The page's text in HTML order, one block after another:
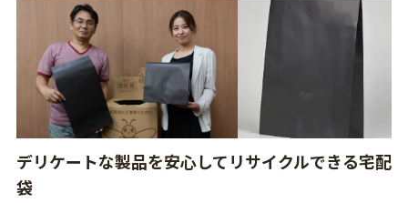
デリケートな製品を安心してリサイクルできる宅配
袋